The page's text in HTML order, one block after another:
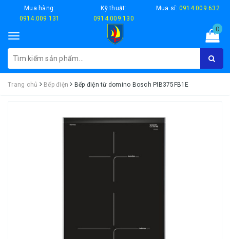
Mua hàng:
0914.009.131
Kỹ thuật:
0914.009.130
Mua sỉ: 0914.009.632
Toggle
navigation
0
Trang chủ Bếp điện Bếp điện từ domino Bosch PIB375FB1E